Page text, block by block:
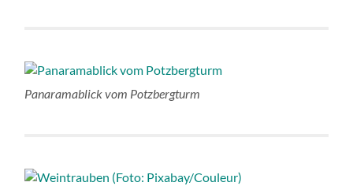
Panaramablick vom Potzbergturm